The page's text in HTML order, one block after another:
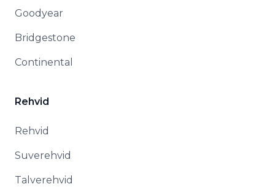
Goodyear
Bridgestone
Continental
Rehvid
Rehvid
Suverehvid
Talverehvid